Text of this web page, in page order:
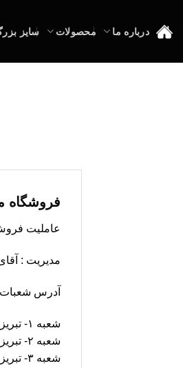
content
درباره ما محصولات سایز
فروشگاه
عاملیت
مدیریت :
آدرس
شعبه ۱- تبریز ، میدان فهمیده مجتمع تجاری لاله پارک طبقه اول
شعبه ۲- تبریز ، ولی عصر مجتمع تجاری اطلس طبقه دوم
شعبه